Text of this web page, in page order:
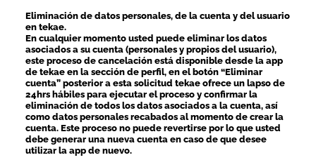
Eliminación de datos personales, de la cuenta y del usuario
en tekae.
En cualquier momento usted puede eliminar los datos
asociados a su cuenta (personales y propios del usuario),
este proceso de cancelación está disponible desde la app
de tekae en la sección de perfil, en el botón “Eliminar
cuenta” posterior a esta solicitud tekae ofrece un lapso de
24hrs hábiles para ejecutar el proceso y confirmar la
eliminación de todos los datos asociados a la cuenta, así
como datos personales recabados al momento de crear la
cuenta. Este proceso no puede revertirse por lo que usted
debe generar una nueva cuenta en caso de que desee
utilizar la app de nuevo.